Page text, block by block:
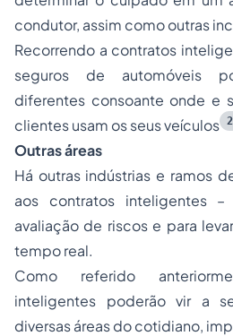
condutor, assim como outras
Recorrendo a contratos
seguros de automóveis
diferentes consoante onde e
clientes usam os seus veículos
Outras áreas
Há outras indústrias e ramos
aos contratos inteligentes –
avaliação de riscos e para
tempo real.
Como referido
inteligentes poderão vir a
diversas áreas do cotidiano,